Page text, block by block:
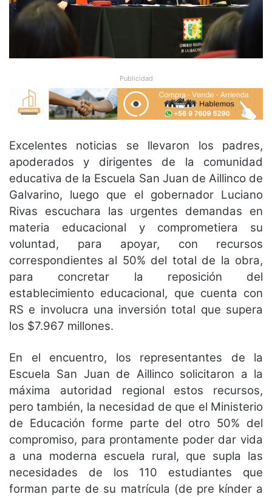
Publicidad
Excelentes noticias se llevaron los padres,
apoderados y dirigentes de la comunidad
educativa de la Escuela San Juan de Aillinco de
Galvarino, luego que el gobernador Luciano
Rivas escuchara las urgentes demandas en
materia educacional y comprometiera su
voluntad, para apoyar, con recursos
correspondientes al 50% del total de la obra,
para concretar la reposición del
establecimiento educacional, que cuenta con
RS e involucra una inversión total que supera
los $7.967 millones.
En el encuentro, los representantes de la
Escuela San Juan de Aillinco solicitaron a la
máxima autoridad regional estos recursos,
pero también, la necesidad de que el Ministerio
de Educación forme parte del otro 50% del
compromiso, para prontamente poder dar vida
a una moderna escuela rural, que supla las
necesidades de los 110 estudiantes que
forman parte de su matrícula (de pre kínder a